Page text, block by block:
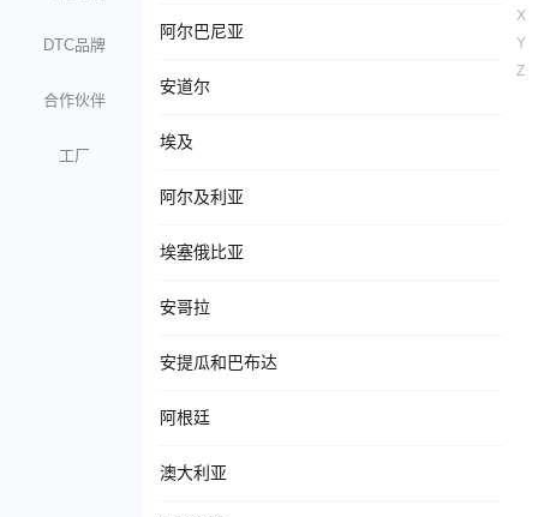
DTC品牌
合作伙伴
工厂
阿尔巴尼亚
安道尔
埃及
阿尔及利亚
埃塞俄比亚
安哥拉
安提瓜和巴布达
阿根廷
澳大利亚
X
Y
Z